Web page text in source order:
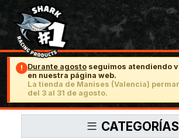
! Durante agosto seguimos atendiendo
en nuestra página web.
La tienda de Manises (Valencia)
del 3 al 31 de agosto.
CATEGORÍAS